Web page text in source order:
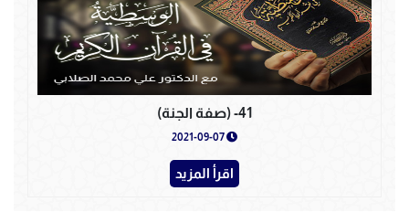
41- (صفة الجنة)
اقرأ المزيد